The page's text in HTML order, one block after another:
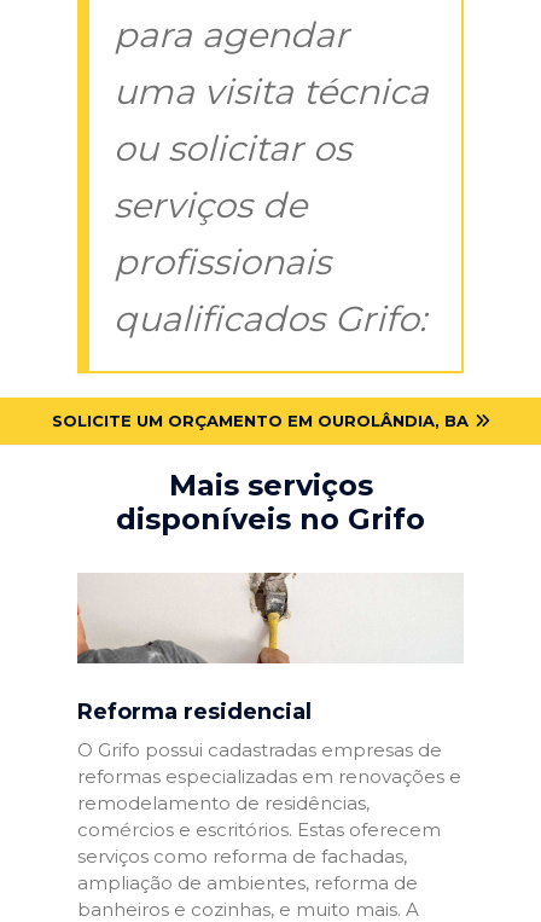
para agendar
uma visita técnica
ou solicitar os
serviços de
profissionais
qualificados Grifo:
SOLICITE UM ORÇAMENTO EM OUROLÂNDIA, BA
Mais serviços
disponíveis no Grifo
Reforma residencial
O Grifo possui cadastradas empresas de
reformas especializadas em renovações e
remodelamento de residências,
comércios e escritórios. Estas oferecem
serviços como reforma de fachadas,
ampliação de ambientes, reforma de
banheiros e cozinhas, e muito mais. A